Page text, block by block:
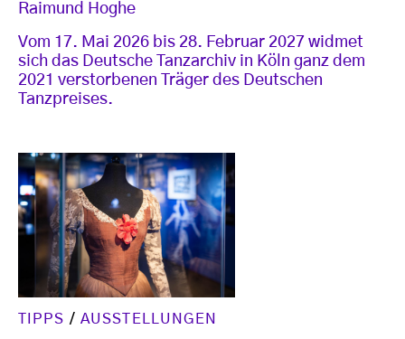
Raimund Hoghe
Vom 17. Mai 2026 bis 28. Februar 2027 widmet
sich das Deutsche Tanzarchiv in Köln ganz dem
2021 verstorbenen Träger des Deutschen
Tanzpreises.
TIPPS / AUSSTELLUNGEN